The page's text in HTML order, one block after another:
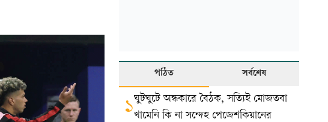
পঠিত সর্বশেষ
১ঘুটঘুটে অন্ধকারে বৈঠক, সত্যিই মোজতবা
খামেনি কি না সন্দেহ পেজেশকিয়ানের